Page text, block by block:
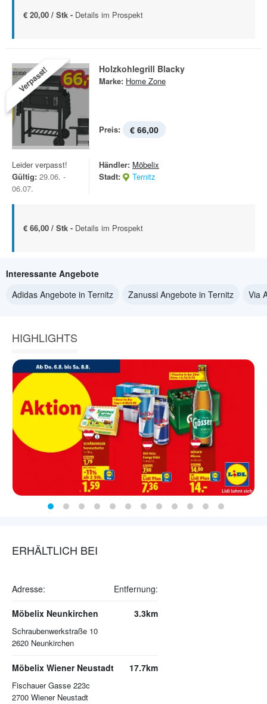
€ 20,00 / Stk - Details im Prospekt
Verpasst! Holzkohlegrill Blacky
Marke: Home Zone
Preis: € 66,00
Leider verpasst!
Gültig: 29.06. -
06.07.
Händler: Möbelix
Stadt:
Ternitz
€ 66,00 / Stk - Details im Prospekt
Interessante Angebote
Adidas Angebote in Ternitz
Zanussi Angebote in Ternitz Via
HIGHLIGHTS
ERHÄLTLICH BEI
Adresse: Entfernung:
Möbelix Neunkirchen
Schraubenwerkstraße 10
2620 Neunkirchen
3.3km
Möbelix Wiener Neustadt
Fischauer Gasse 223c
2700 Wiener Neustadt
17.7km